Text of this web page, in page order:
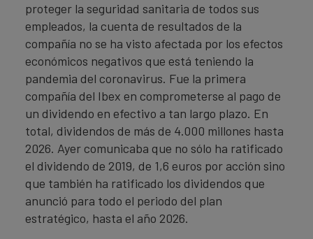
proteger la seguridad sanitaria de todos sus
empleados, la cuenta de resultados de la
compañía no se ha visto afectada por los efectos
económicos negativos que está teniendo la
pandemia del coronavirus. Fue la primera
compañía del Ibex en comprometerse al pago de
un dividendo en efectivo a tan largo plazo. En
total, dividendos de más de 4.000 millones hasta
2026. Ayer comunicaba que no sólo ha ratificado
el dividendo de 2019, de 1,6 euros por acción sino
que también ha ratificado los dividendos que
anunció para todo el periodo del plan
estratégico, hasta el año 2026.